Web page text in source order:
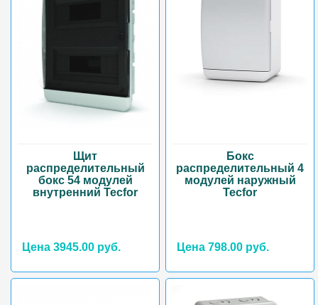
Щит
распределительный
бокс 54 модулей
внутренний Tecfor
Цена 3945.00 руб.
Бокс
распределительный 4
модулей наружный
Tecfor
Цена 798.00 руб.